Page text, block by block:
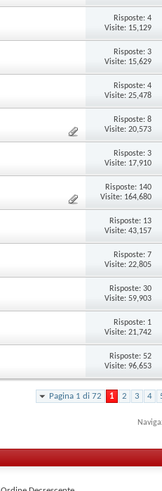
Risposte: 4
Visite: 15,129
Risposte: 3
Visite: 15,629
Risposte: 4
Visite: 25,478
Risposte: 8
Visite: 20,573
Risposte: 3
Visite: 17,910
Risposte: 140
Visite: 164,680
Risposte: 13
Visite: 43,157
Risposte: 7
Visite: 22,805
Risposte: 30
Visite: 59,903
Risposte: 1
Visite: 21,742
Risposte: 52
Visite: 96,653
Pagina 1 di 72 1 2 3 4